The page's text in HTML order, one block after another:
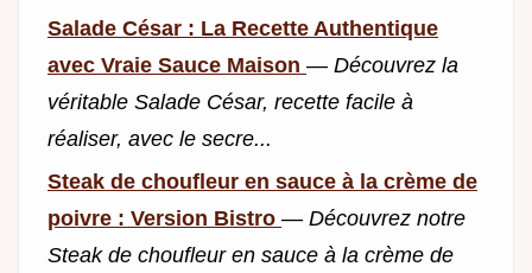
Salade César : La Recette Authentique
avec Vraie Sauce Maison — Découvrez la
véritable Salade César, recette facile à
réaliser, avec le secre...
Steak de choufleur en sauce à la crème de
poivre : Version Bistro — Découvrez notre
Steak de choufleur en sauce à la crème de